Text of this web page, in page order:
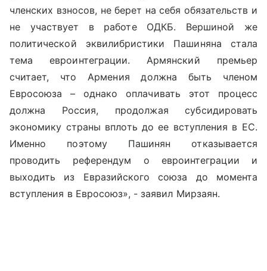
членских взносов, не берет на себя обязательств и
не участвует в работе ОДКБ. Вершиной же
политической эквилибристики Пашиняна стала
тема евроинтеграции. Армянский премьер
считает, что Армения должна быть членом
Евросоюза – однако оплачивать этот процесс
должна Россия, продолжая субсидировать
экономику страны вплоть до ее вступления в ЕС.
Именно поэтому Пашинян отказывается
проводить референдум о евроинтеграции и
выходить из Евразийского союза до момента
вступления в Евросоюз», - заявил Мирзаян.